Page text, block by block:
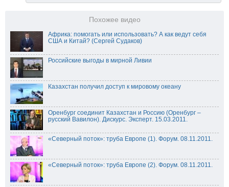
Похожее видео
Африка: помогать или использовать? А как ведут себя
США и Китай? (Сергей Судаков)
Российские выгоды в мирной Ливии
Казахстан получил доступ к мировому океану
Оренбург соединит Казахстан и Россию (Оренбург –
русский Вавилон). Дискурс. Эксперт. 15.03.2011.
«Северный поток»: труба Европе (1). Форум. 08.11.2011.
«Северный поток»: труба Европе (2). Форум. 08.11.2011.